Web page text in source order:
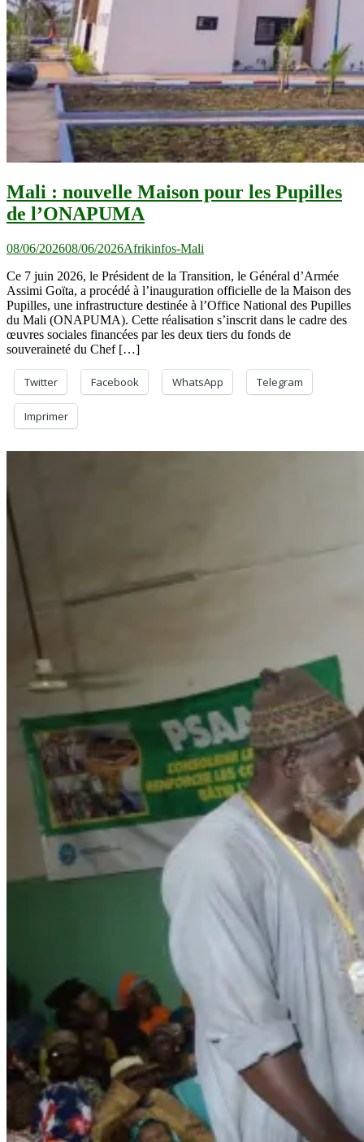
Mali : nouvelle Maison pour les Pupilles
de l’ONAPUMA
08/06/202608/06/2026Afrikinfos-Mali
Ce 7 juin 2026, le Président de la Transition, le Général d’Armée
Assimi Goïta, a procédé à l’inauguration officielle de la Maison des
Pupilles, une infrastructure destinée à l’Office National des Pupilles
du Mali (ONAPUMA). Cette réalisation s’inscrit dans le cadre des
œuvres sociales financées par les deux tiers du fonds de
souveraineté du Chef […]
Twitter Facebook WhatsApp Telegram
Imprimer